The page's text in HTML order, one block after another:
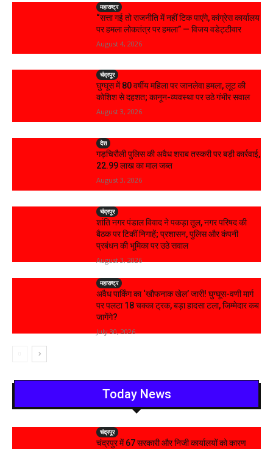
महाराष्ट्र
“सत्ता गई तो राजनीति में नहीं टिक पाएंगे, कांग्रेस कार्यालय
पर हमला लोकतंत्र पर हमला” — विजय वडेट्टीवार
August 4, 2026
चंद्रपूर
घुग्घूस में 80 वर्षीय महिला पर जानलेवा हमला, लूट की
कोशिश से दहशत; कानून-व्यवस्था पर उठे गंभीर सवाल
August 3, 2026
देश
गड़चिरौली पुलिस की अवैध शराब तस्करी पर बड़ी कार्रवाई,
₹22.99 लाख का माल जब्त
August 3, 2026
चंद्रपूर
शांति नगर पंडाल विवाद ने पकड़ा तूल, नगर परिषद की
बैठक पर टिकीं निगाहें; प्रशासन, पुलिस और कंपनी
प्रबंधन की भूमिका पर उठे सवाल
August 3, 2026
महाराष्ट्र
अवैध पार्किंग का ‘खौफनाक खेल’ जारी! घुग्घूस-वणी मार्ग
पर पलटा 18 चक्का ट्रक, बड़ा हादसा टला, जिम्मेदार कब
जागेंगे?
July 30, 2026
Today News
चंद्रपूर
चंद्रपुर में 67 सरकारी और निजी कार्यालयों को कारण